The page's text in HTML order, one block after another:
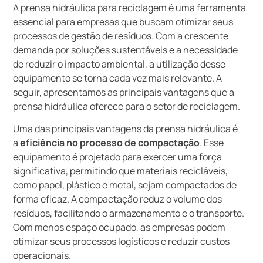
A prensa hidráulica para reciclagem é uma ferramenta
essencial para empresas que buscam otimizar seus
processos de gestão de resíduos. Com a crescente
demanda por soluções sustentáveis e a necessidade
de reduzir o impacto ambiental, a utilização desse
equipamento se torna cada vez mais relevante. A
seguir, apresentamos as principais vantagens que a
prensa hidráulica oferece para o setor de reciclagem.
Uma das principais vantagens da prensa hidráulica é
aeficiência no processo de compactação. Esse
equipamento é projetado para exercer uma força
significativa, permitindo que materiais recicláveis,
como papel, plástico e metal, sejam compactados de
forma eficaz. A compactação reduz o volume dos
resíduos, facilitando o armazenamento e o transporte.
Com menos espaço ocupado, as empresas podem
otimizar seus processos logísticos e reduzir custos
operacionais.